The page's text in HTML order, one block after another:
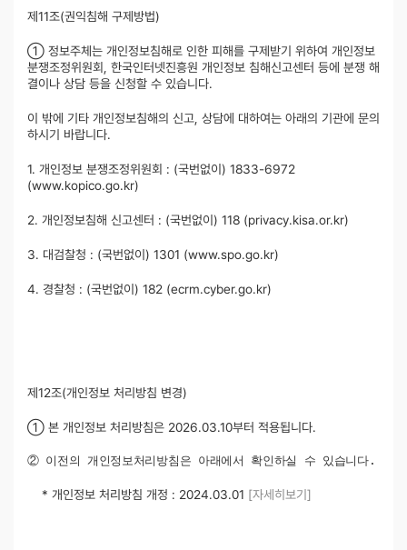
제11조(권익침해 구제방법)
① 정보주체는 개인정보침해로 인한 피해를 구제받기 위하여 개인정보
분쟁조정위원회, 한국인터넷진흥원 개인정보 침해신고센터 등에 분쟁 해
결이나 상담 등을 신청할 수 있습니다.
이 밖에 기타 개인정보침해의 신고, 상담에 대하여는 아래의 기관에 문의
하시기 바랍니다.
1. 개인정보 분쟁조정위원회 : (국번없이) 1833-6972
(www.kopico.go.kr)
2. 개인정보침해 신고센터 : (국번없이) 118 (privacy.kisa.or.kr)
3. 대검찰청 : (국번없이) 1301 (www.spo.go.kr)
4. 경찰청 : (국번없이) 182 (ecrm.cyber.go.kr)
제12조(개인정보 처리방침 변경)
① 본 개인정보 처리방침은 2026.03.10부터 적용됩니다.
② 이전의 개인정보처리방침은 아래에서 확인하실 수 있습니다.
* 개인정보 처리방침 개정 : 2024.03.01 [자세히보기]